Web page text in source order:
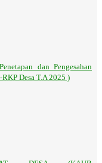
dan Pengesahan
Desa T.A 2025 )